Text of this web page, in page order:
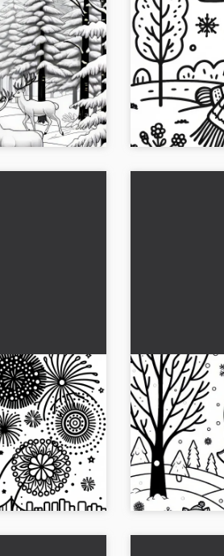
geyikler:
boyama
online
Ocak
atkıyla
Ücretsiz
Kalın montlu
sayfasını
Deneyin, onun
göründüğünü
fişekleri:
ücretsiz boyama
veya online olarak
al!...
Tatlı tilkiler
ormanında:
(Ücretsiz)
Karla kaplı kış
boyama motifi -
yaratıcı
deneyin!...